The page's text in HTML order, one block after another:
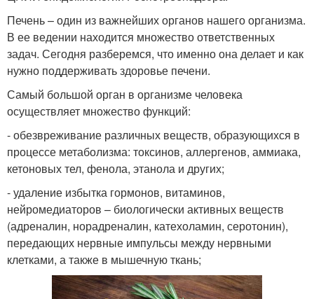
Печень – один из важнейших органов нашего организма.
В ее ведении находится множество ответственных
задач. Сегодня разберемся, что именно она делает и как
нужно поддерживать здоровье печени.
Самый большой орган в организме человека
осуществляет множество функций:
- обезвреживание различных веществ, образующихся в
процессе метаболизма: токсинов, аллергенов, аммиака,
кетоновых тел, фенола, этанола и других;
- удаление избытка гормонов, витаминов,
нейромедиаторов – биологически активных веществ
(адреналин, норадреналин, катехоламин, серотонин),
передающих нервные импульсы между нервными
клетками, а также в мышечную ткань;